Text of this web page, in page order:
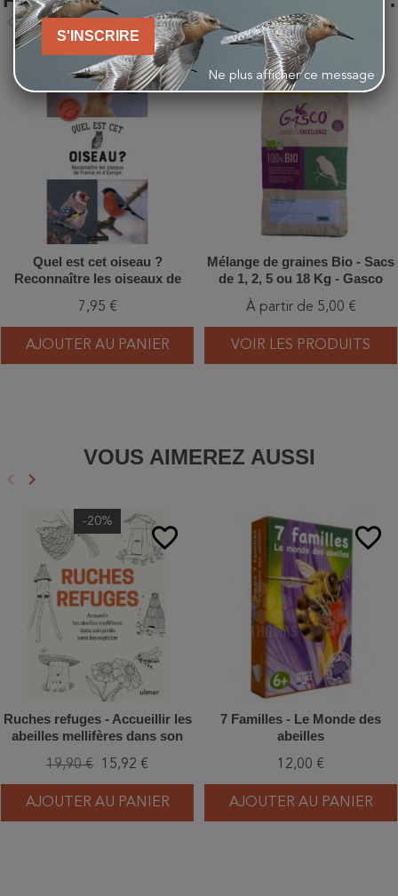
Précédent
keyboard_arrow_left Suivant
keyboard_arrow_right
favorite_border
Quel est cet oiseau ?
Reconnaître les oiseaux de
7,95 €
AJOUTER AU PANIER
favorite_border
Mélange de graines Bio - Sacs
de 1, 2, 5 ou 18 Kg - Gasco
À partir de 5,00 €
VOIR LES PRODUITS
VOUS AIMEREZ AUSSI
Précédent
keyboard_arrow_left Suivant
keyboard_arrow_right
favorite_border
-20%
Ruches refuges - Accueillir les
abeilles mellifères dans son
19,90 € 15,92 €
AJOUTER AU PANIER
favorite_border
7 Familles - Le Monde des
abeilles
12,00 €
AJOUTER AU PANIER
S'INSCRIRE
Ne plus afficher ce message